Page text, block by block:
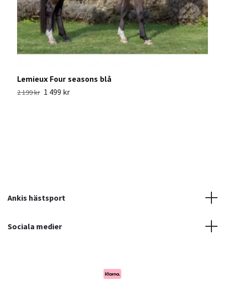
Lemieux Four seasons blå
2 199 kr 1 499 kr
Ankis hästsport
Sociala medier